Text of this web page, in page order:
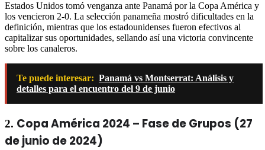
Estados Unidos tomó venganza ante Panamá por la Copa América y
los vencieron 2-0. La selección panameña mostró dificultades en la
definición, mientras que los estadounidenses fueron efectivos al
capitalizar sus oportunidades, sellando así una victoria convincente
sobre los canaleros.
Te puede interesar: Panamá vs Montserrat: Análisis y
detalles para el encuentro del 9 de junio
2. Copa América 2024 – Fase de Grupos (27
de junio de 2024)